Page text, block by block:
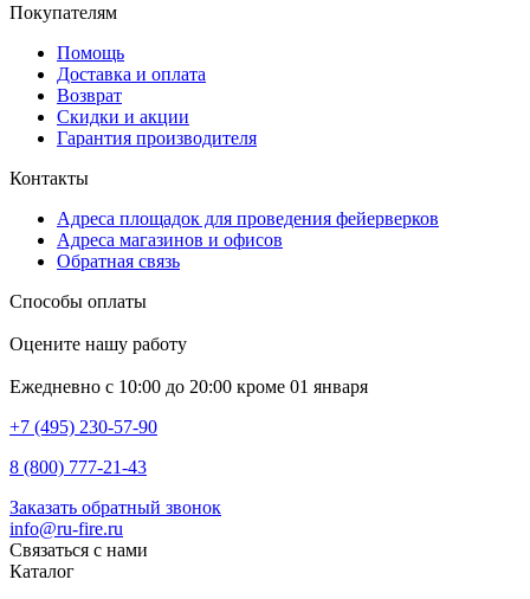
Покупателям
Помощь
Доставка и оплата
Возврат
Скидки и акции
Гарантия производителя
Контакты
Адреса площадок для проведения фейерверков
Адреса магазинов и офисов
Обратная связь
Способы оплаты
Оцените нашу работу
Ежедневно с 10:00 до 20:00 кроме 01 января
+7 (495) 230-57-90
8 (800) 777-21-43
Заказать обратный звонок
info@ru-fire.ru
Связаться с нами
Каталог